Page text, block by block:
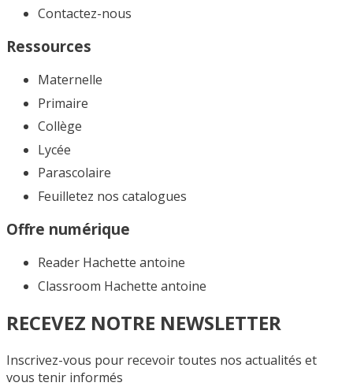
Contactez-nous
Ressources
Maternelle
Primaire
Collège
Lycée
Parascolaire
Feuilletez nos catalogues​
Offre numérique
Reader Hachette antoine
Classroom Hachette antoine
RECEVEZ NOTRE NEWSLETTER
Inscrivez-vous pour recevoir toutes nos actualités et
vous tenir informés